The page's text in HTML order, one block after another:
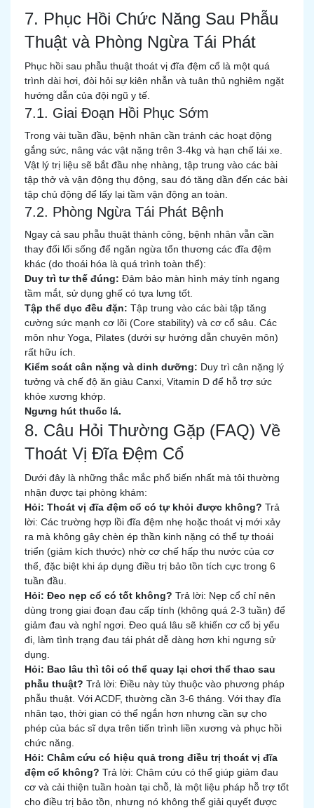
7. Phục Hồi Chức Năng Sau Phẫu
Thuật và Phòng Ngừa Tái Phát
Phục hồi sau phẫu thuật thoát vị đĩa đệm cổ là một quá
trình dài hơi, đòi hỏi sự kiên nhẫn và tuân thủ nghiêm ngặt
hướng dẫn của đội ngũ y tế.
7.1. Giai Đoạn Hồi Phục Sớm
Trong vài tuần đầu, bệnh nhân cần tránh các hoạt động
gắng sức, nâng vác vật nặng trên 3-4kg và hạn chế lái xe.
Vật lý trị liệu sẽ bắt đầu nhẹ nhàng, tập trung vào các bài
tập thở và vận động thụ động, sau đó tăng dần đến các bài
tập chủ động để lấy lại tầm vận động an toàn.
7.2. Phòng Ngừa Tái Phát Bệnh
Ngay cả sau phẫu thuật thành công, bệnh nhân vẫn cần
thay đổi lối sống để ngăn ngừa tổn thương các đĩa đệm
khác (do thoái hóa là quá trình toàn thể):
Duy trì tư thế đúng: Đảm bảo màn hình máy tính ngang
tầm mắt, sử dụng ghế có tựa lưng tốt.
Tập thể dục đều đặn: Tập trung vào các bài tập tăng
cường sức mạnh cơ lõi (Core stability) và cơ cổ sâu. Các
môn như Yoga, Pilates (dưới sự hướng dẫn chuyên môn)
rất hữu ích.
Kiểm soát cân nặng và dinh dưỡng: Duy trì cân nặng lý
tưởng và chế độ ăn giàu Canxi, Vitamin D để hỗ trợ sức
khỏe xương khớp.
Ngưng hút thuốc lá.
8. Câu Hỏi Thường Gặp (FAQ) Về
Thoát Vị Đĩa Đệm Cổ
Dưới đây là những thắc mắc phổ biến nhất mà tôi thường
nhận được tại phòng khám:
Hỏi: Thoát vị đĩa đệm cổ có tự khỏi được không? Trả
lời: Các trường hợp lồi đĩa đệm nhẹ hoặc thoát vị mới xảy
ra mà không gây chèn ép thần kinh nặng có thể tự thoái
triển (giảm kích thước) nhờ cơ chế hấp thu nước của cơ
thể, đặc biệt khi áp dụng điều trị bảo tồn tích cực trong 6
tuần đầu.
Hỏi: Đeo nẹp cổ có tốt không? Trả lời: Nẹp cổ chỉ nên
dùng trong giai đoạn đau cấp tính (không quá 2-3 tuần) để
giảm đau và nghỉ ngơi. Đeo quá lâu sẽ khiến cơ cổ bị yếu
đi, làm tình trạng đau tái phát dễ dàng hơn khi ngưng sử
dụng.
Hỏi: Bao lâu thì tôi có thể quay lại chơi thể thao sau
phẫu thuật? Trả lời: Điều này tùy thuộc vào phương pháp
phẫu thuật. Với ACDF, thường cần 3-6 tháng. Với thay đĩa
nhân tạo, thời gian có thể ngắn hơn nhưng cần sự cho
phép của bác sĩ dựa trên tiến trình liền xương và phục hồi
chức năng.
Hỏi: Châm cứu có hiệu quả trong điều trị thoát vị đĩa
đệm cổ không? Trả lời: Châm cứu có thể giúp giảm đau
cơ và cải thiện tuần hoàn tại chỗ, là một liệu pháp hỗ trợ tốt
cho điều trị bảo tồn, nhưng nó không thể giải quyết được